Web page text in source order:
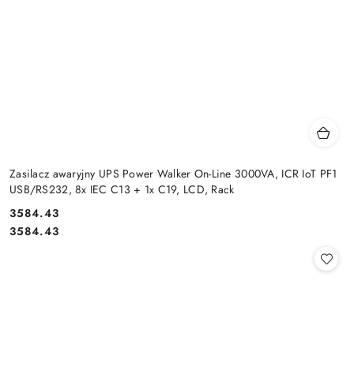
Zasilacz awaryjny UPS Power Walker On-Line 3000VA, ICR IoT PF1
USB/RS232, 8x IEC C13 + 1x C19, LCD, Rack
Cena:
3584.43
Cena:
3584.43